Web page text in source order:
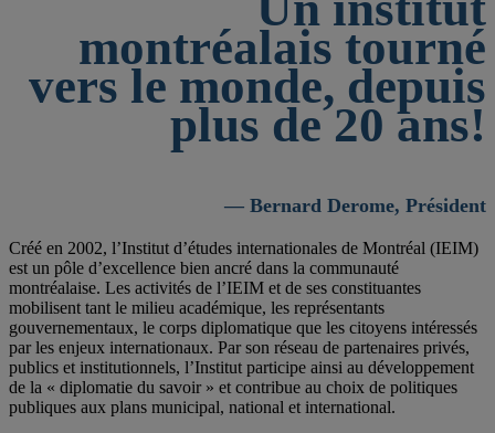
montréalais tourné
vers le monde, depuis
plus de 20 ans!
— Bernard Derome, Président
Créé en 2002, l’Institut d’études internationales de Montréal (IEIM)
est un pôle d’excellence bien ancré dans la communauté
montréalaise. Les activités de l’IEIM et de ses constituantes
mobilisent tant le milieu académique, les représentants
gouvernementaux, le corps diplomatique que les citoyens intéressés
par les enjeux internationaux. Par son réseau de partenaires privés,
publics et institutionnels, l’Institut participe ainsi au développement
de la « diplomatie du savoir » et contribue au choix de politiques
publiques aux plans municipal, national et international.